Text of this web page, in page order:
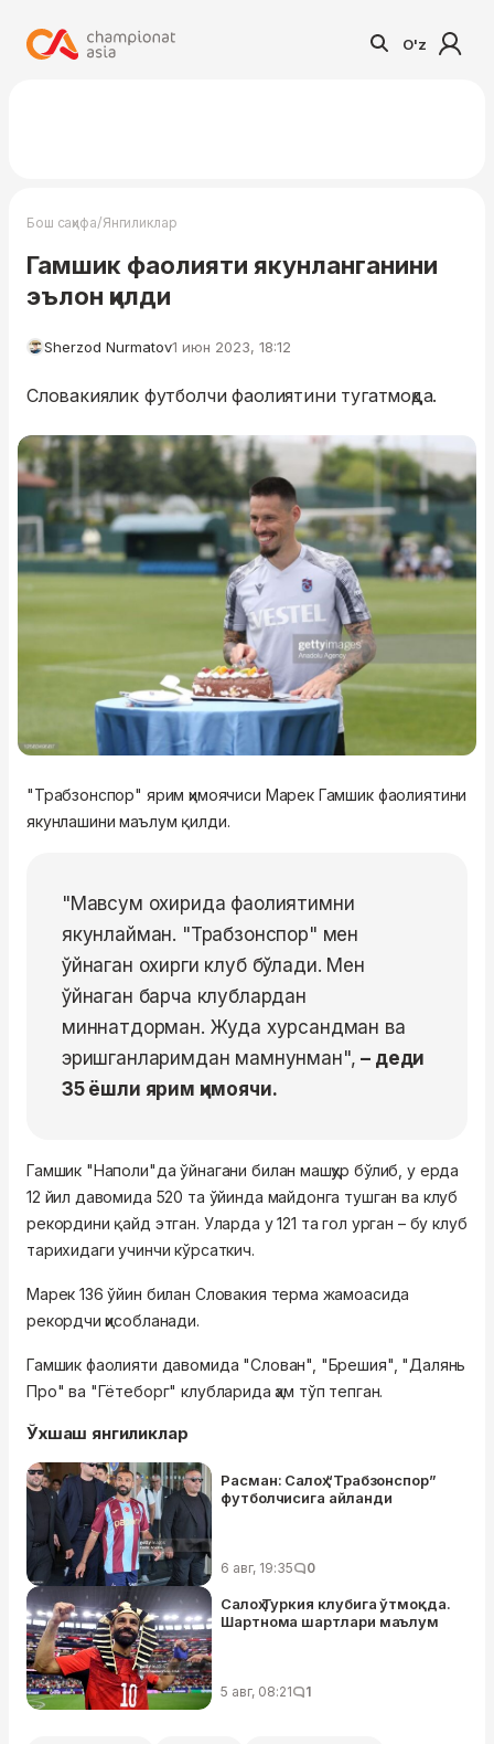
O'z
Бош саҳифа/Янгиликлар
Гамшик фаолияти якунланганини
эълон қилди
Sherzod Nurmatov1 июн 2023, 18:12
Словакиялик футболчи фаолиятини тугатмоқда.
"Трабзонспор" ярим ҳимоячиси Марек Гамшик фаолиятини
якунлашини маълум қилди.
"Мавсум охирида фаолиятимни
якунлайман. "Трабзонспор" мен
ўйнаган охирги клуб бўлади. Мен
ўйнаган барча клублардан
миннатдорман. Жуда хурсандман ва
эришганларимдан мамнунман",– деди
35 ёшли ярим ҳимоячи.
Гамшик "Наполи"да ўйнагани билан машҳур бўлиб, у ерда
12 йил давомида 520 та ўйинда майдонга тушган ва клуб
рекордини қайд этган. Уларда у 121 та гол урган – бу клуб
тарихидаги учинчи кўрсаткич.
Марек 136 ўйин билан Словакия терма жамоасида
рекордчи ҳисобланади.
Гамшик фаолияти давомида "Слован", "Брешия", "Далянь
Про" ва "Гётеборг" клубларида ҳам тўп тепган.
Ўхшаш янгиликлар
Расман: Салоҳ “Трабзонспор”
футболчисига айланди
6 авг, 19:35 0
Салоҳ Туркия клубига ўтмоқда.
Шартнома шартлари маълум
5 авг, 08:21 1